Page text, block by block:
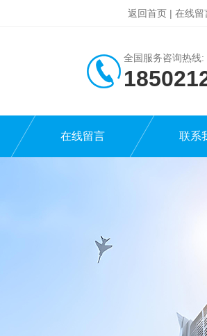
返回首页 | 在线留
全国服务咨询热线:
在线留言 联系